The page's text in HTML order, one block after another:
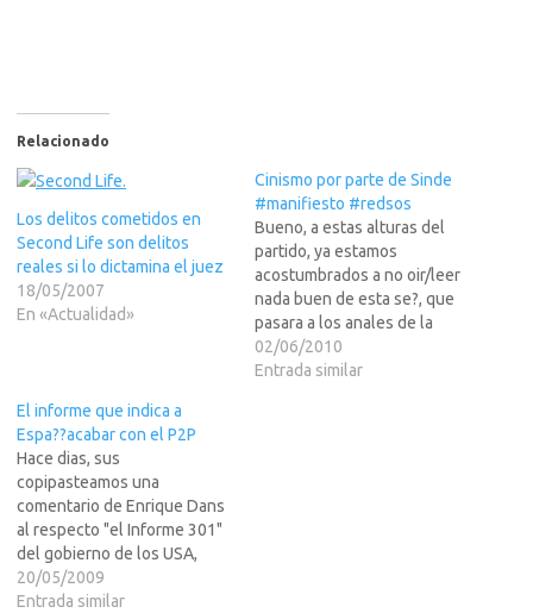
Relacionado
Los delitos cometidos en
Second Life son delitos
reales si lo dictamina el juez
18/05/2007
En «Actualidad»
Cinismo por parte de Sinde
#manifiesto #redsos
Bueno, a estas alturas del
partido, ya estamos
acostumbrados a no oir/leer
nada buen de esta se?, que
pasara a los anales de la
historia Eh!pa?, junto con
Zapatero por su
02/06/2010
Entrada similar
El informe que indica a
Espa??acabar con el P2P
Hace dias, sus
copipasteamos una
comentario de Enrique Dans
al respecto "el Informe 301"
del gobierno de los USA,
para como cargarse la copia
de archivos con caracter
20/05/2009
Entrada similar